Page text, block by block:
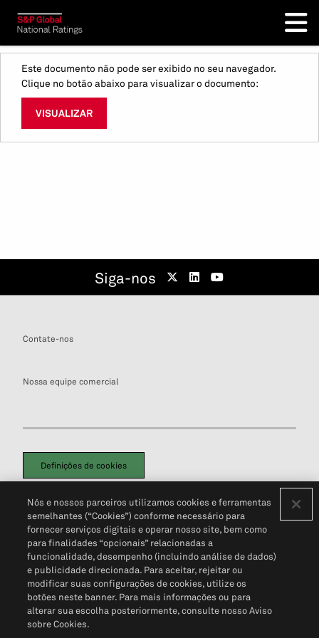
Este documento não pode ser exibido no seu navegador.
Clique no botão abaixo para visualizar o documento:
VISUALIZAR
Siga-nos
Contate-nos
Nossa equipe comercial
Definições de cookies
Política de PrivacidadePortal de privacidade do cliente (em inglês)
Não Venda Minhas Informações Pessoais© 2026 S&P Global
Nós e nossos parceiros utilizamos cookies e ferramentas
semelhantes (“Cookies”) conforme necessário para
fornecer serviços digitais e operar nosso site, bem como
para finalidades “opcionais” relacionadas a
funcionalidade, desempenho (incluindo análise de dados)
e publicidade direcionada. Para aceitar, rejeitar ou
modificar suas configurações de cookies, utilize os
botões neste banner. Para mais informações ou para
alterar sua escolha posteriormente, consulte nosso Aviso
sobre Cookies.